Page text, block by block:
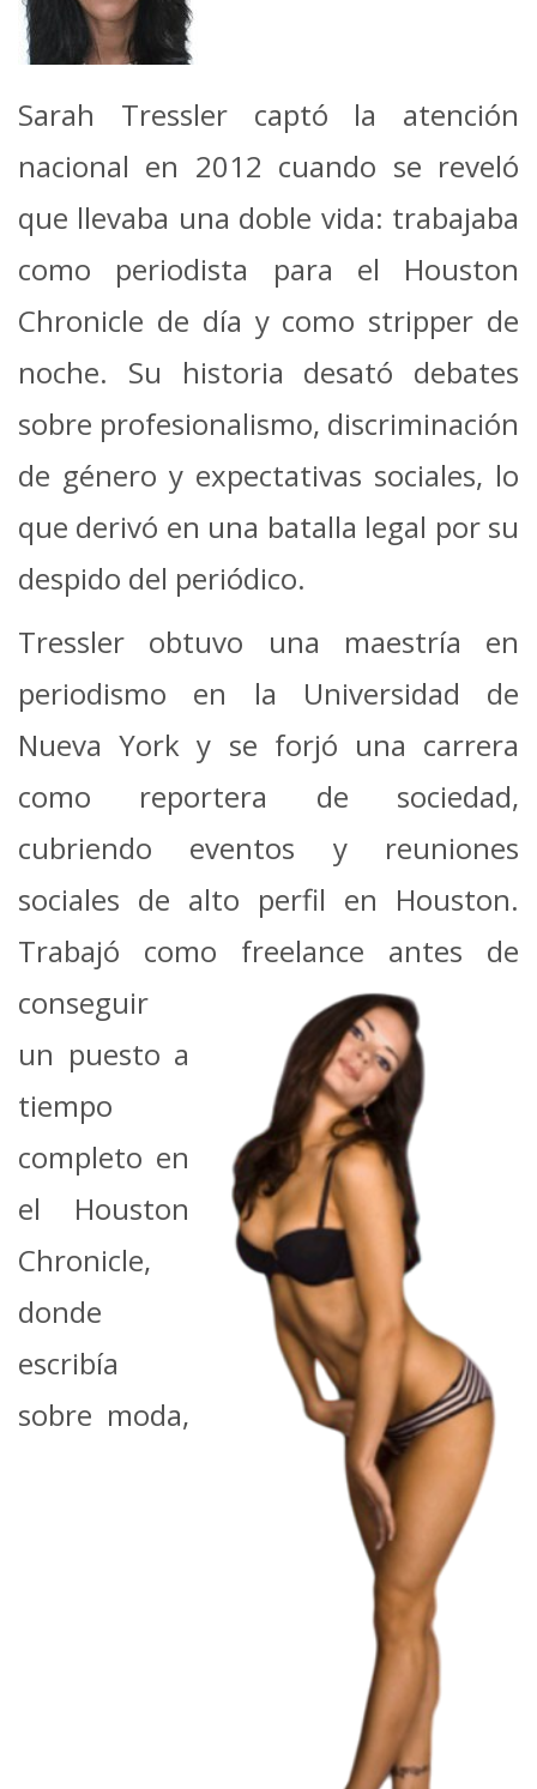
Sarah Tressler captó la atención
nacional en 2012 cuando se reveló
que llevaba una doble vida: trabajaba
como periodista para el Houston
Chronicle de día y como stripper de
noche. Su historia desató debates
sobre profesionalismo, discriminación
de género y expectativas sociales, lo
que derivó en una batalla legal por su
despido del periódico.
Tressler obtuvo una maestría en
periodismo en la Universidad de
Nueva York y se forjó una carrera
como reportera de sociedad,
cubriendo eventos y reuniones
sociales de alto perfil en Houston.
Trabajó como freelance antes de
conseguir
un puesto a
tiempo
completo en
el Houston
Chronicle,
donde
escribía
sobre moda,